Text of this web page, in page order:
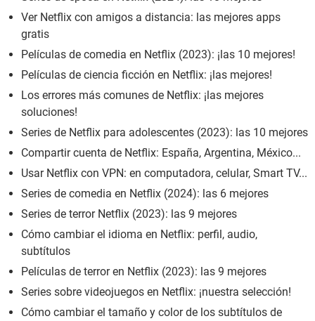
Ver Netflix con amigos a distancia: las mejores apps
gratis
Películas de comedia en Netflix (2023): ¡las 10 mejores!
Películas de ciencia ficción en Netflix: ¡las mejores!
Los errores más comunes de Netflix: ¡las mejores
soluciones!
Series de Netflix para adolescentes (2023): las 10 mejores
Compartir cuenta de Netflix: España, Argentina, México...
Usar Netflix con VPN: en computadora, celular, Smart TV...
Series de comedia en Netflix (2024): las 6 mejores
Series de terror Netflix (2023): las 9 mejores
Cómo cambiar el idioma en Netflix: perfil, audio,
subtítulos
Películas de terror en Netflix (2023): las 9 mejores
Series sobre videojuegos en Netflix: ¡nuestra selección!
Cómo cambiar el tamaño y color de los subtítulos de